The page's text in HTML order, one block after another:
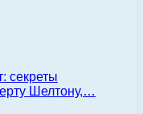
секреты
Шелтону,…